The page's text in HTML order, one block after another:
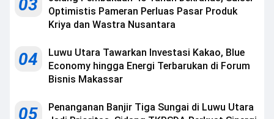
03
Optimistis Pameran Perluas Pasar Produk
Kriya dan Wastra Nusantara
04
Luwu Utara Tawarkan Investasi Kakao, Blue
Economy hingga Energi Terbarukan di Forum
Bisnis Makassar
05
Penanganan Banjir Tiga Sungai di Luwu Utara